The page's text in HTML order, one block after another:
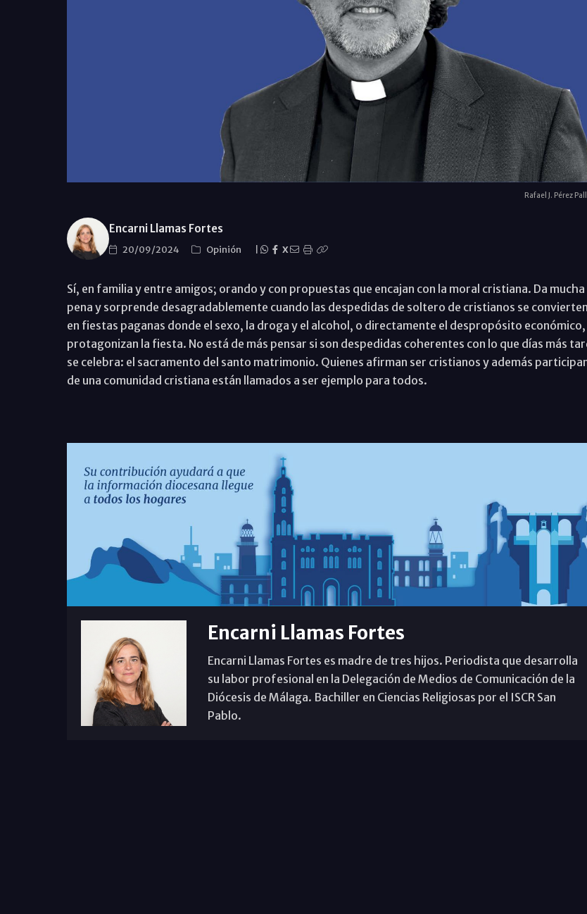
Rafael J. Pérez
Encarni Llamas Fortes
20/09/2024 Opinión X
Sí, en familia y entre amigos; orando y con propuestas que encajan con la moral cristiana. Da mucha
pena y sorprende desagradablemente cuando las despedidas de soltero de cristianos se convierten
en fiestas paganas donde el sexo, la droga y el alcohol, o directamente el despropósito económico,
protagonizan la fiesta. No está de más pensar si son despedidas coherentes con lo que días más
se celebra: el sacramento del santo matrimonio. Quienes afirman ser cristianos y además
de una comunidad cristiana están llamados a ser ejemplo para todos.
Encarni Llamas Fortes
Encarni Llamas Fortes es madre de tres hijos. Periodista que desarrolla
su labor profesional en la Delegación de Medios de Comunicación de la
Diócesis de Málaga. Bachiller en Ciencias Religiosas por el ISCR San
Pablo.